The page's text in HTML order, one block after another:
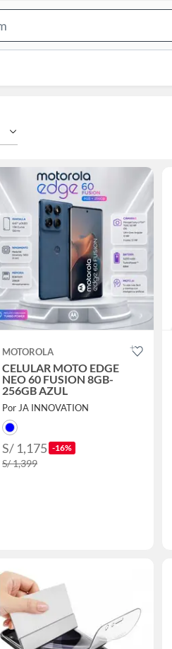
Bar
MOTOROLA
CELULAR MOTO EDGE
NEO 60 FUSION 8GB-
256GB AZUL
Por JA INNOVATION
S/ 1,175 -16%
S/ 1,399